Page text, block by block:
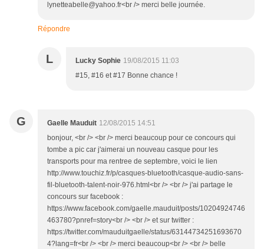
lynetteabelle@yahoo.fr<br /> merci belle journée.
Répondre
L Lucky Sophie 19/08/2015 11:03
#15, #16 et #17 Bonne chance !
G Gaelle Mauduit 12/08/2015 14:51
bonjour, <br /> <br /> merci beaucoup pour ce concours qui
tombe a pic car j'aimerai un nouveau casque pour les
transports pour ma rentree de septembre, voici le lien
http://www.touchiz.fr/p/casques-bluetooth/casque-audio-sans-
fil-bluetooth-talent-noir-976.html<br /> <br /> j'ai partage le
concours sur facebook :
https://www.facebook.com/gaelle.mauduit/posts/10204924746
463780?pnref=story<br /> <br /> et sur twitter :
https://twitter.com/mauduitgaelle/status/63144734251693670
4?lang=fr<br /> <br /> merci beaucoup<br /> <br /> belle